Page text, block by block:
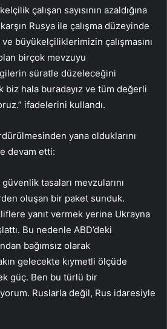
çalışan sayısının azaldığına
Rusya ile çalışma düzeyinde
büyükelçiliklerimizin çalışmasını
birçok mevzuyu
süratle düzeleceğini
biz hala buradayız ve tüm değerli
ifadelerini kullandı.
yana olduklarını
devam etti:
tasaları mevzularını
oluşan bir paket sunduk.
yanıt vermek yerine Ukrayna
Bu nedenle ABD’deki
bağımsız olarak
gelecekte kıymetli ölçüde
güç. Ben bu türlü bir
Ruslarla değil, Rus idaresiyle